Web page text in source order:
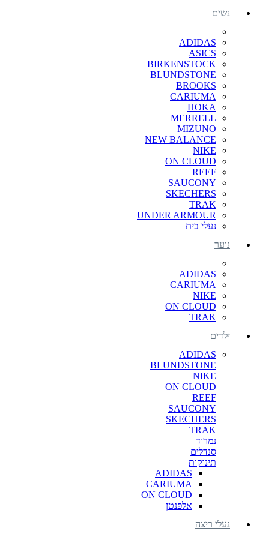
נשים
ADIDAS
ASICS
BIRKENSTOCK
BLUNDSTONE
BROOKS
CARIUMA
HOKA
MERRELL
MIZUNO
NEW BALANCE
NIKE
ON CLOUD
REEF
SAUCONY
SKECHERS
TRAK
UNDER ARMOUR
נעלי בית
נוער
ADIDAS
CARIUMA
NIKE
ON CLOUD
TRAK
ילדים
ADIDAS
BLUNDSTONE
NIKE
ON CLOUD
REEF
SAUCONY
SKECHERS
TRAK
נמרוד
סנדלים
תינוקות
ADIDAS
CARIUMA
ON CLOUD
אלפנטן
נעלי ריצה